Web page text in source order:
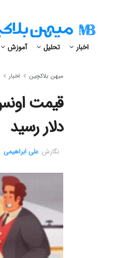
اخبار تحلیل آموزش
میهن بلاکچین اخبار
دلار رسید
نگارش:‌ علی ابراهیمی